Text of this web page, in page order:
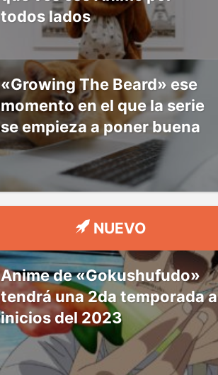
todos lados
«Growing The Beard» ese
momento en el que la serie
se empieza a poner buena
NUEVO
Anime de «Gokushufudo»
tendrá una 2da temporada a
inicios del 2023